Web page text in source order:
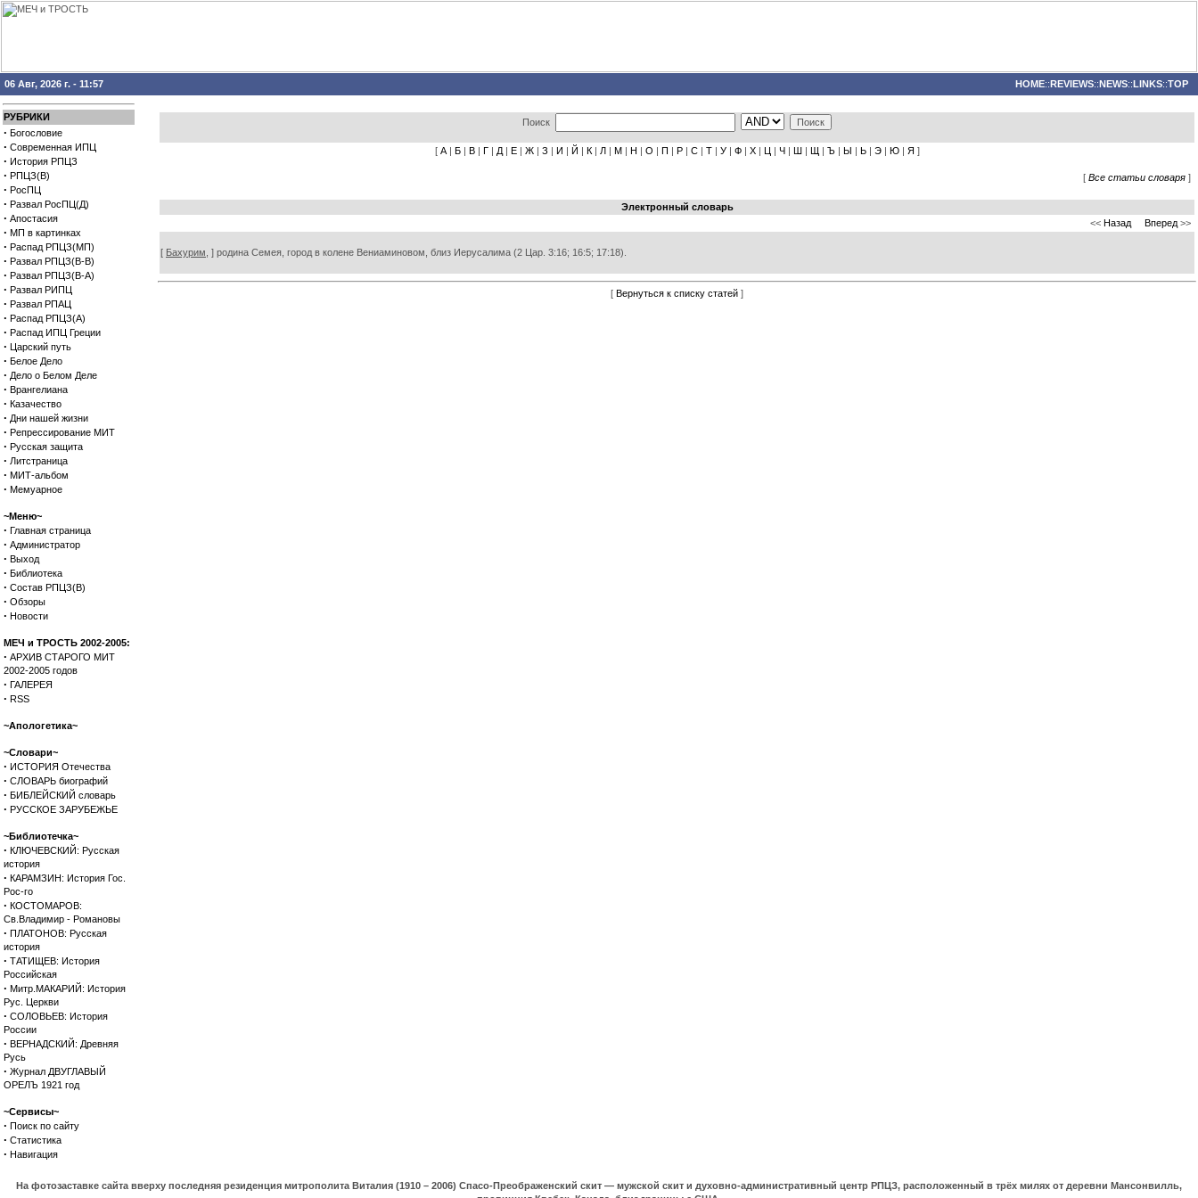
06 Авг, 2026 г. - 11:57 HOME::REVIEWS::NEWS::LINKS::TOP
РУБРИКИ
· Богословие
· Современная ИПЦ
· История РПЦЗ
· РПЦЗ(В)
· РосПЦ
· Развал РосПЦ(Д)
· Апостасия
· МП в картинках
· Распад РПЦЗ(МП)
· Развал РПЦЗ(В-В)
· Развал РПЦЗ(В-А)
· Развал РИПЦ
· Развал РПАЦ
· Распад РПЦЗ(А)
· Распад ИПЦ Греции
· Царский путь
· Белое Дело
· Дело о Белом Деле
· Врангелиана
· Казачество
· Дни нашей жизни
· Репрессирование МИТ
· Русская защита
· Литстраница
· МИТ-альбом
· Мемуарное
~Меню~
· Главная страница
· Администратор
· Выход
· Библиотека
· Состав РПЦЗ(В)
· Обзоры
· Новости
МЕЧ и ТРОСТЬ 2002-2005:
· АРХИВ СТАРОГО МИТ
2002-2005 годов
· ГАЛЕРЕЯ
· RSS
~Апологетика~
~Словари~
· ИСТОРИЯ Отечества
· СЛОВАРЬ биографий
· БИБЛЕЙСКИЙ словарь
· РУССКОЕ ЗАРУБЕЖЬЕ
~Библиотечка~
· КЛЮЧЕВСКИЙ: Русская
история
· КАРАМЗИН: История Гос.
Рос-го
· КОСТОМАРОВ:
Св.Владимир - Романовы
· ПЛАТОНОВ: Русская
история
· ТАТИЩЕВ: История
Российская
· Митр.МАКАРИЙ: История
Рус. Церкви
· СОЛОВЬЕВ: История
России
· ВЕРНАДСКИЙ: Древняя
Русь
· Журнал ДВУГЛАВЫЙ
ОРЕЛЪ 1921 год
~Сервисы~
· Поиск по сайту
· Статистика
· Навигация
Поиск
[ А| Б| В| Г| Д| Е| Ж| З | И | Й | К| Л| М| Н | О | П | Р| С| Т| У| Ф| Х| Ц | Ч| Ш| Щ | Ъ| Ы | Ь| Э| Ю| Я ]
[ Все статьи словаря ]
Электронный словарь
<< Назад Вперед >>
[ Бахурим, ] родина Семея, город в колене Вениаминовом, близ Иерусалима (2 Цар. 3:16; 16:5; 17:18).
[ Вернуться к списку статей ]
На фотозаставке сайта вверху последняя резиденция митрополита Виталия (1910 – 2006) Спасо-Преображенский скит — мужской скит и духовно-административный центр РПЦЗ, расположенный в трёх милях от деревни Мансонвилль,